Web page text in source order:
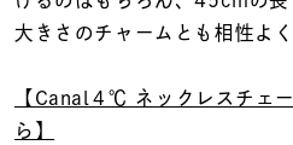
リングサイズ
大きさのチャームとも相性よ
【Canal４℃ ネックレスチェ
ら】